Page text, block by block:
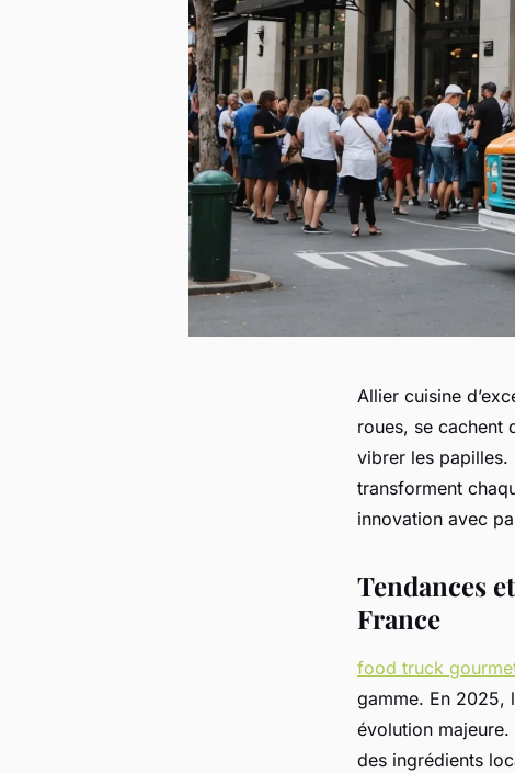
Allier cuisine
roues, se cachent
vibrer les papilles.
transforment
innovation avec
Tendances
France
food truck
gamme. En 2025,
évolution
des ingrédients